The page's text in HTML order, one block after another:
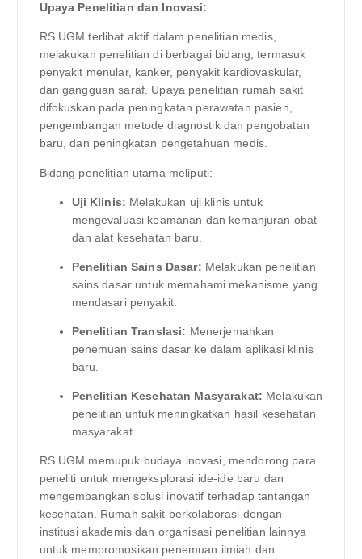
Upaya Penelitian dan Inovasi:
RS UGM terlibat aktif dalam penelitian medis,
melakukan penelitian di berbagai bidang, termasuk
penyakit menular, kanker, penyakit kardiovaskular,
dan gangguan saraf. Upaya penelitian rumah sakit
difokuskan pada peningkatan perawatan pasien,
pengembangan metode diagnostik dan pengobatan
baru, dan peningkatan pengetahuan medis.
Bidang penelitian utama meliputi:
Uji Klinis: Melakukan uji klinis untuk
mengevaluasi keamanan dan kemanjuran obat
dan alat kesehatan baru.
Penelitian Sains Dasar: Melakukan penelitian
sains dasar untuk memahami mekanisme yang
mendasari penyakit.
Penelitian Translasi: Menerjemahkan
penemuan sains dasar ke dalam aplikasi klinis
baru.
Penelitian Kesehatan Masyarakat: Melakukan
penelitian untuk meningkatkan hasil kesehatan
masyarakat.
RS UGM memupuk budaya inovasi, mendorong para
peneliti untuk mengeksplorasi ide-ide baru dan
mengembangkan solusi inovatif terhadap tantangan
kesehatan. Rumah sakit berkolaborasi dengan
institusi akademis dan organisasi penelitian lainnya
untuk mempromosikan penemuan ilmiah dan